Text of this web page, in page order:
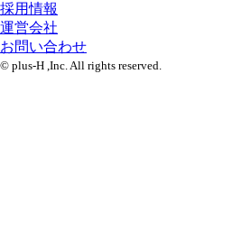
採用情報
運営会社
お問い合わせ
© plus-H ,Inc. All rights reserved.